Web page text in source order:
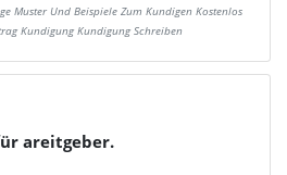
Muster Und Beispiele Zum Kundigen Kostenlos
Kundigung Kundigung Schreiben
areitgeber.